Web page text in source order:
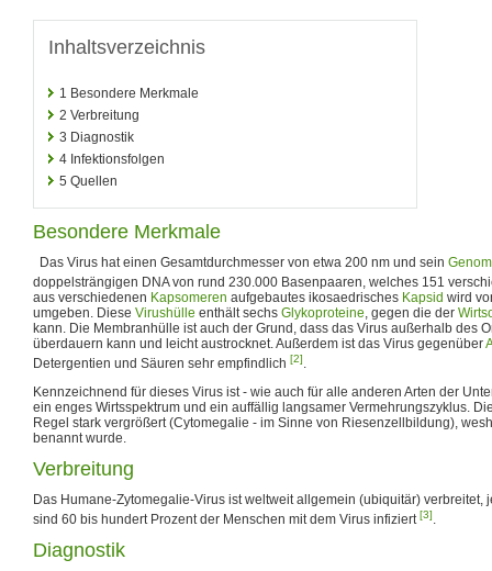
Inhaltsverzeichnis
1 Besondere Merkmale
2 Verbreitung
3 Diagnostik
4 Infektionsfolgen
5 Quellen
Besondere Merkmale
Das Virus hat einen Gesamtdurchmesser von etwa 200 nm und sein Genom
doppelsträngigen DNA von rund 230.000 Basenpaaren, welches 151
aus verschiedenen Kapsomeren aufgebautes ikosaedrisches Kapsid wird
umgeben. Diese Virushülle enthält sechs Glykoproteine, gegen die der
kann. Die Membranhülle ist auch der Grund, dass das Virus außerhalb des
überdauern kann und leicht austrocknet. Außerdem ist das Virus gegenüber
Detergentien und Säuren sehr empfindlich [2].
Kennzeichnend für dieses Virus ist - wie auch für alle anderen Arten der
ein enges Wirtsspektrum und ein auffällig langsamer Vermehrungszyklus.
Regel stark vergrößert (Cytomegalie - im Sinne von Riesenzellbildung),
benannt wurde.
Verbreitung
Das Humane-Zytomegalie-Virus ist weltweit allgemein (ubiquitär) verbreitet,
sind 60 bis hundert Prozent der Menschen mit dem Virus infiziert[3].
Diagnostik